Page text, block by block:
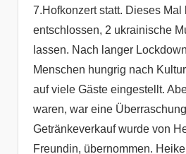
7.Hofkonzert statt. Dieses Mal
entschlossen, 2 ukrainische
lassen. Nach langer
Menschen hungrig nach
auf viele Gäste eingestellt.
waren, war eine
Getränkeverkauf wurde von
Freundin, übernommen.